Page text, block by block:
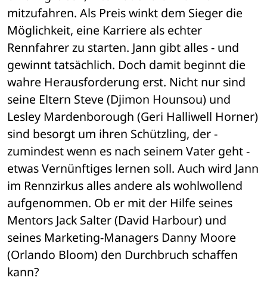
mitzufahren. Als Preis winkt dem Sieger die
Möglichkeit, eine Karriere als echter
Rennfahrer zu starten. Jann gibt alles - und
gewinnt tatsächlich. Doch damit beginnt die
wahre Herausforderung erst. Nicht nur sind
seine Eltern Steve (Djimon Hounsou) und
Lesley Mardenborough (Geri Halliwell Horner)
sind besorgt um ihren Schützling, der -
zumindest wenn es nach seinem Vater geht -
etwas Vernünftiges lernen soll. Auch wird Jann
im Rennzirkus alles andere als wohlwollend
aufgenommen. Ob er mit der Hilfe seines
Mentors Jack Salter (David Harbour) und
seines Marketing-Managers Danny Moore
(Orlando Bloom) den Durchbruch schaffen
kann?